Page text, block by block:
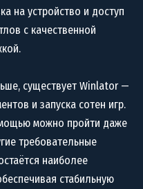
на устройство и доступ
с качественной
существует Winlator —
и запуска сотен игр.
можно пройти даже
требовательные
наиболее
стабильную